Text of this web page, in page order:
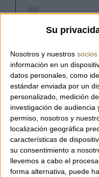
Su
Nosotros y nuestros socios
información en un
datos personales, como
estándar enviada por un
personalizado, medición
investigación de audiencia
permiso, nosotros y
localización geográfica
características de
su consentimiento a
llevemos a cabo el
forma alternativa, puede
Referencia:
Bolso de la
100% Hecho
Bolsillo interior
Cierre con
Incluye correa
para llevar
Hecho en piel
Medidas: 30 x